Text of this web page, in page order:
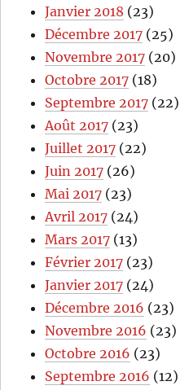
Janvier 2018 (23)
Décembre 2017 (25)
Novembre 2017 (20)
Octobre 2017 (18)
Septembre 2017 (22)
Août 2017 (23)
Juillet 2017 (22)
Juin 2017 (26)
Mai 2017 (23)
Avril 2017 (24)
Mars 2017 (13)
Février 2017 (23)
Janvier 2017 (24)
Décembre 2016 (23)
Novembre 2016 (23)
Octobre 2016 (23)
Septembre 2016 (12)